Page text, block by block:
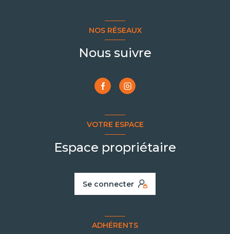
NOS RÉSEAUX
Nous suivre
VOTRE ESPACE
Espace propriétaire
Se connecter
ADHÉRENTS